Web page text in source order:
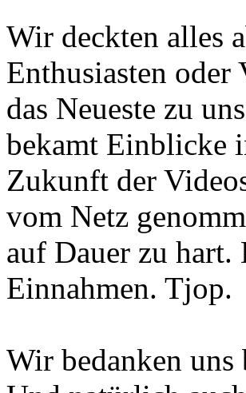
Wir deckten alles
Enthusiasten
das Neueste zu
bekamt Einblicke
Zukunft der
vom Netz
auf Dauer zu hart.
Einnahmen. Tjop.
Wir bedanken